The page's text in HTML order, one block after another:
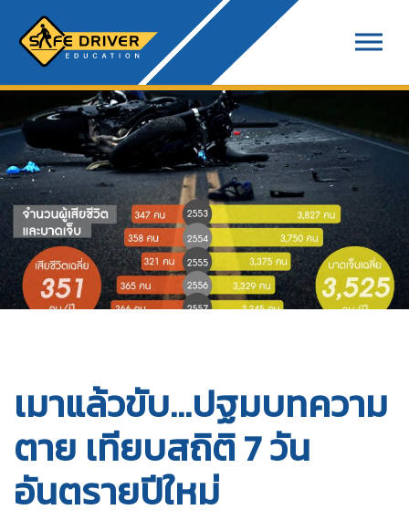
เมาแล้วขับ...ปฐมบทความ
ตาย เทียบสถิติ 7 วัน
อันตรายปีใหม่